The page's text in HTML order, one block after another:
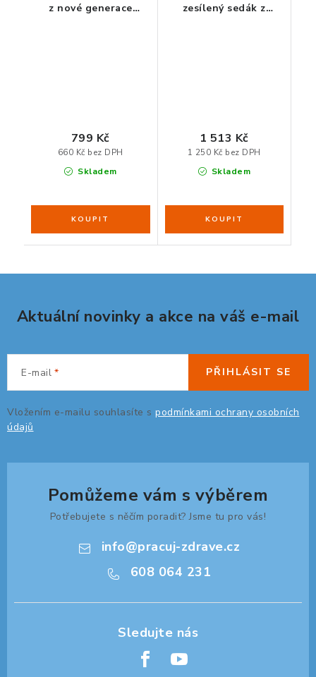
z nové generace
Skladem
660 Kč bez DPH
799 Kč
zesílený sedák z
Skladem
1 250 Kč bez DPH
1 513 Kč
Aktuální novinky a akce na váš e-mail
E-mail
Vložením e-mailu souhlasíte s podmínkami ochrany osobních
údajů
PŘIHLÁSIT SE
Pomůžeme vám s výběrem
Potřebujete s něčím poradit? Jsme tu pro vás!
info@pracuj-zdrave.cz
608 064 231